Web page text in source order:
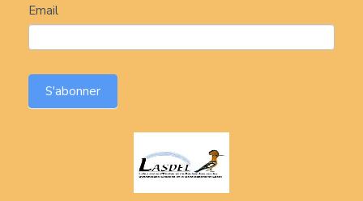
Newsletter
Email
S'abonner